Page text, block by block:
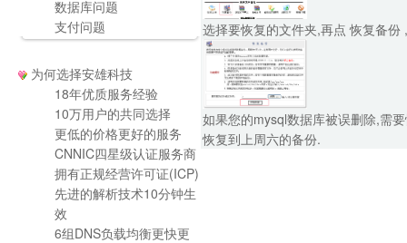
数据库问题
支付问题
为何选择安雄科技
18年优质服务经验
10万用户的共同选择
更低的价格更好的服务
CNNIC四星级认证服务商
拥有正规经营许可证(ICP)
先进的解析技术10分钟生
效
6组DNS负载均衡更快更
选择要恢复的文件夹,再点 恢复备
如果您的mysql数据库被误删除,需
恢复到上周六的备份.